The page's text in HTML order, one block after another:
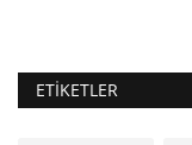
ETIKETLER